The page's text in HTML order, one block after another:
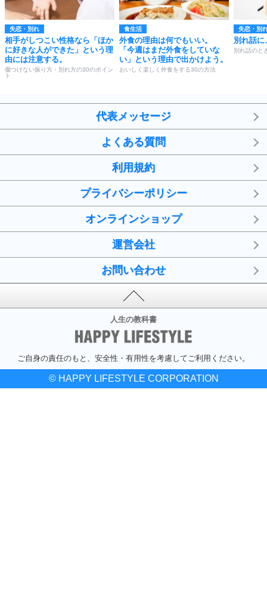
失恋・別れ
相手がしつこい性格なら「ほか
に好きな人ができた」という理
由には注意する。
傷つけない振り方・別れ方の30のポイン
ト
食生活
外食の理由は何でもいい。
「今週はまだ外食をしていな
い」という理由で出かけよう。
おいしく楽しく外食をする30の方法
失恋・別
別れ話
別れ話のと
代表メッセージ
よくある質問
利用規約
プライバシーポリシー
オンラインショップ
運営会社
お問い合わせ
人生の教科書
ご自身の責任のもと、安全性・有用性を考慮してご利用ください。
© HAPPY LIFESTYLE CORPORATION